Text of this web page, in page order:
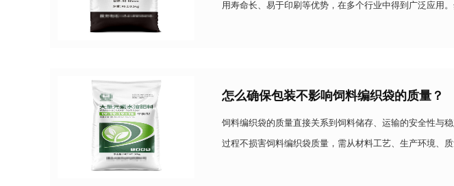
用寿命长、易于印刷等优势，在多个行业中得到广泛应用
怎么确保包装不影响饲料编织袋的质量？
饲料编织袋的质量直接关系到饲料储存、运输的安全性与
过程不损害饲料编织袋质量，需从材料工艺、生产环境、